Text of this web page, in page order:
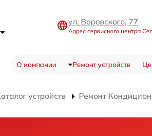
ул. Воровского, 77
Адрес сервисного центра
О компании Ремонт устройств
устройств Ремонт